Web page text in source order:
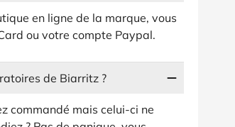
en ligne de la marque, vous
ou votre compte Paypal.
de Biarritz ?
commandé mais celui-ci ne